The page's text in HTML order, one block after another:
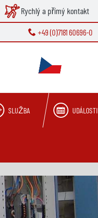
Rychlý a přímý kontakt
+49 (0)7181 60696-0
SLUŽBA UDÁLOSTI